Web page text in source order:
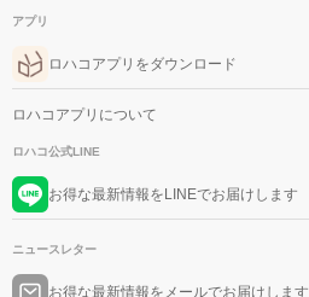
アプリ
ロハコアプリをダウンロード
ロハコアプリについて
ロハコ公式LINE
お得な最新情報をLINEでお届けします
ニュースレター
お得な最新情報をメールでお届けします